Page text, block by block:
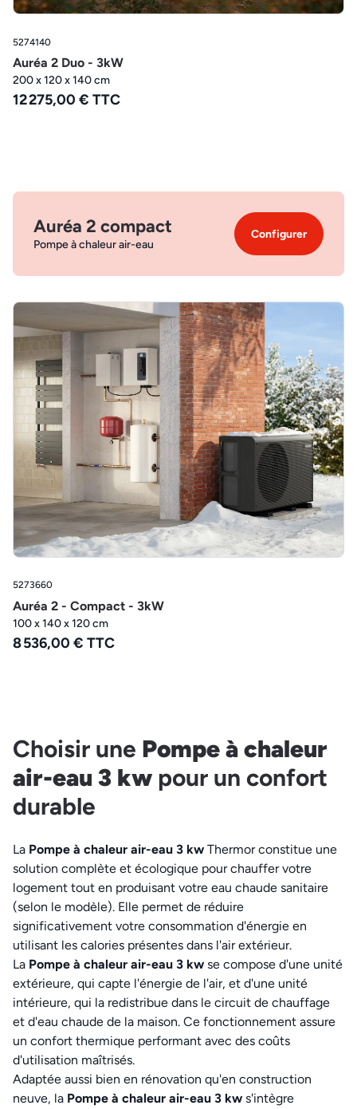
5274140
Auréa 2 Duo - 3kW
200 x 120 x 140 cm
12 275,00 € TTC
Auréa 2 compact
Pompe à chaleur air-eau
Configurer
5273660
Auréa 2 - Compact - 3kW
100 x 140 x 120 cm
8 536,00 € TTC
Choisir une Pompe à chaleur
air-eau 3 kw pour un confort
durable
La Pompe à chaleur air-eau 3 kw Thermor constitue une
solution complète et écologique pour chauffer votre
logement tout en produisant votre eau chaude sanitaire
(selon le modèle). Elle permet de réduire
significativement votre consommation d'énergie en
utilisant les calories présentes dans l'air extérieur.
La Pompe à chaleur air-eau 3 kw se compose d'une unité
extérieure, qui capte l'énergie de l'air, et d'une unité
intérieure, qui la redistribue dans le circuit de chauffage
et d'eau chaude de la maison. Ce fonctionnement assure
un confort thermique performant avec des coûts
d'utilisation maîtrisés.
Adaptée aussi bien en rénovation qu'en construction
neuve, la Pompe à chaleur air-eau 3 kw s'intègre